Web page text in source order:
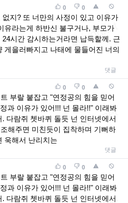
0 0
없지? 또 너만의 사정이 있고 이유가
유라는게 하반신 불구거나, 부모가
시간 감시하는거라면 납득할께. 근
게을러빠지고 나태에 물들어진 너의
댓글
0 0
부랄 붙잡고 "연정공의 힘을 믿어
과 이유가 있어!!! 넌 몰라!!" 이래봐
다람쥐 쳇바퀴 돌듯 넌 인터넷에서
해주면 미친듯이 집착하며 기뻐하
욱해서 난리치는
댓글
0 0
부랄 붙잡고 "연정공의 힘을 믿어
과 이유가 있어!!! 넌 몰라!!" 이래봐
다람쥐 쳇바퀴 돌듯 넌 인터넷에서